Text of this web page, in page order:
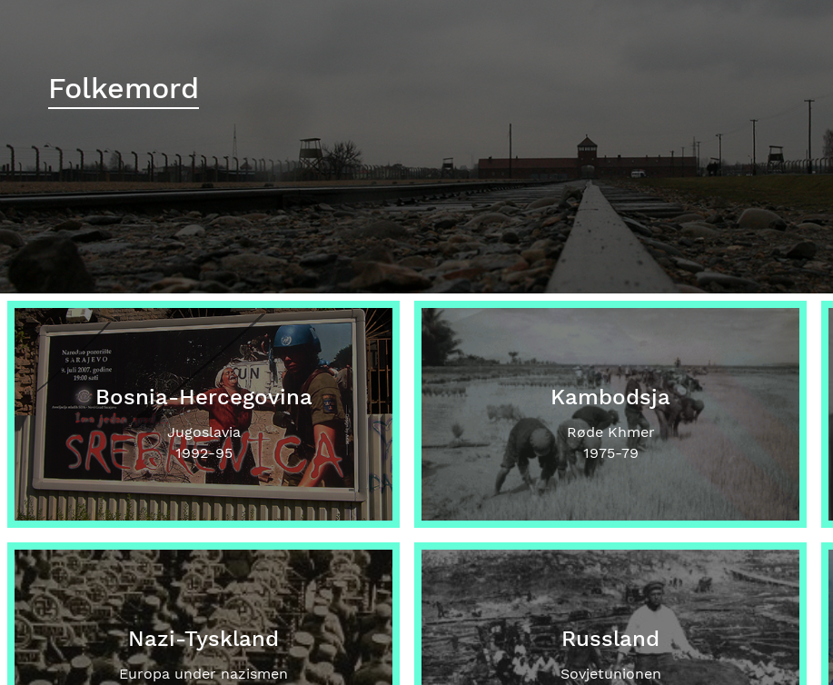
Folkemord
Bosnia-Hercegovina
Jugoslavia
1992-95
Kambodsja
Røde Khmer
1975-79
Nazi-Tyskland
Europa under nazismen
Russland
Sovjetunionen